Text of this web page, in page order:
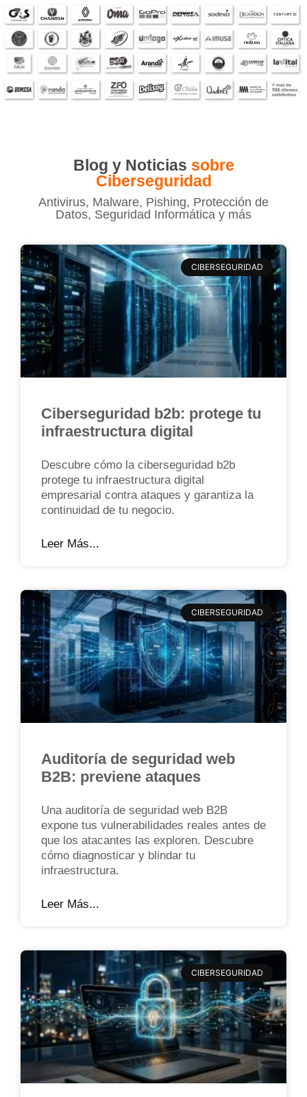
Blog y Noticias sobre
Ciberseguridad
Antivirus, Malware, Pishing, Protección de
Datos, Seguridad Informática y más
CIBERSEGURIDAD
Ciberseguridad b2b: protege tu
infraestructura digital
Descubre cómo la ciberseguridad b2b
protege tu infraestructura digital
empresarial contra ataques y garantiza la
continuidad de tu negocio.
Leer Más...
CIBERSEGURIDAD
Auditoría de seguridad web
B2B: previene ataques
Una auditoría de seguridad web B2B
expone tus vulnerabilidades reales antes de
que los atacantes las exploren. Descubre
cómo diagnosticar y blindar tu
infraestructura.
Leer Más...
CIBERSEGURIDAD